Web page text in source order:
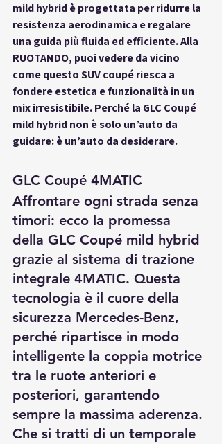
mild hybrid è progettata per ridurre la
resistenza aerodinamica e regalare
una guida più fluida ed efficiente. Alla
RUOTANDO, puoi vedere da vicino
come questo SUV coupé riesca a
fondere estetica e funzionalità in un
mix irresistibile. Perché la GLC Coupé
mild hybrid non è solo un’auto da
guidare: è un’auto da desiderare.
GLC Coupé 4MATIC
Affrontare ogni strada senza
timori: ecco la promessa
della GLC Coupé mild hybrid
grazie al sistema di trazione
integrale 4MATIC. Questa
tecnologia è il cuore della
sicurezza Mercedes-Benz,
perché ripartisce in modo
intelligente la coppia motrice
tra le ruote anteriori e
posteriori, garantendo
sempre la massima aderenza.
Che si tratti di un temporale